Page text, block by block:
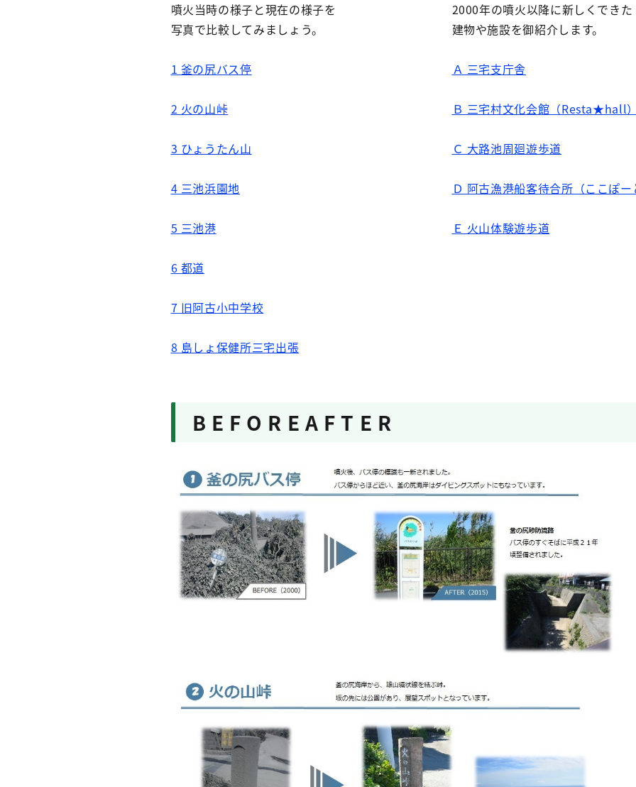
噴火当時の様子と現在の様子を
写真で比較してみましょう。
1 釜の尻バス停
2 火の山峠
3 ひょうたん山
4 三池浜園地
5 三池港
6 都道
7 旧阿古小中学校
8 島しょ保健所三宅出張
2000年の噴火以降に新しくできた
建物や施設を御紹介します。
Ａ 三宅支庁舎
Ｂ 三宅村文化会館（Resta★hall
Ｃ 大路池周廻遊歩道
Ｄ 阿古漁港船客待合所（ここぽー
Ｅ 火山体験遊歩道
B E F O R E A F T E R